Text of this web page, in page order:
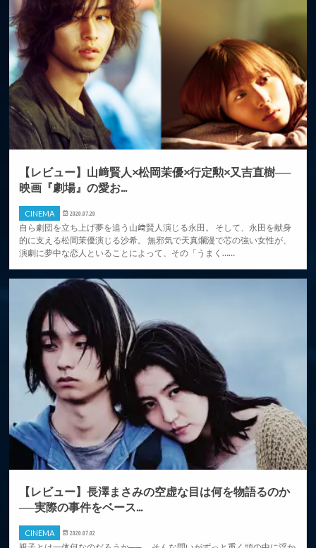
【レビュー】山﨑賢人×松岡茉優×行定勲×又吉直樹──
映画『劇場』の愛お...
CINEMA 2020.07.20
自ら劇団を立ち上げ夢を追う山﨑賢人演じる永田。 そして、永田を献身
的に支える松岡茉優演じる沙希。 無邪気で天真爛漫で芯の強い女性が、
演劇に夢中な恋人といることによって、その「うまく……
【レビュー】長澤まさみの空虚な目は何を物語るのか
──実際の事件をベース...
CINEMA 2020.07.02